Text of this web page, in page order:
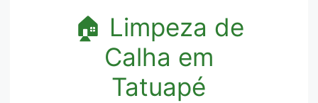
🏠 Limpeza de
Calha em
Tatuapé